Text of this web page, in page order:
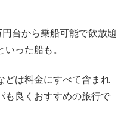
台から乗船可能で飲放題
った船も。
どは料金にすべて含まれ
も良くおすすめの旅行で